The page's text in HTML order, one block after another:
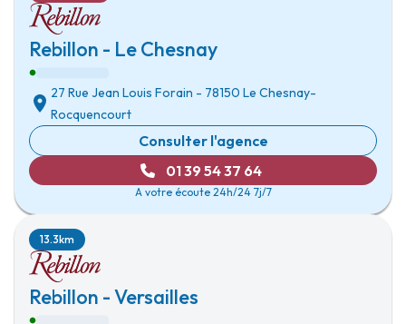
Rebillon - Le Chesnay
27 Rue Jean Louis Forain - 78150 Le Chesnay-
Rocquencourt
Consulter l'agence
01 39 54 37 64
A votre écoute 24h/24 7j/7
Rebillon - Versailles
13.3km